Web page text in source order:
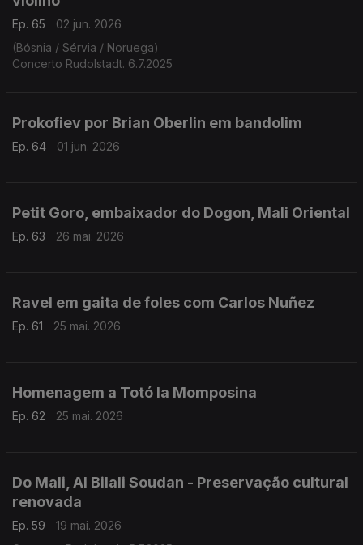
Ep. 65
02 jun. 2026
(Bósnia / Sérvia / Noruega)
Concerto Rudolstadt. 6.7.2025
Prokofiev por Brian Oberlin em bandolim
Ep. 64 01 jun. 2026
Petit Goro, embaixador do Dogon, Mali Oriental
Ep. 63 26 mai. 2026
Ravel em gaita de foles com Carlos Nuñez
Ep. 61 25 mai. 2026
Homenagem a Totó la Momposina
Ep. 62 25 mai. 2026
Do Mali, Al Bilali Soudan - Preservação cultural
renovada
Ep. 59
19 mai. 2026